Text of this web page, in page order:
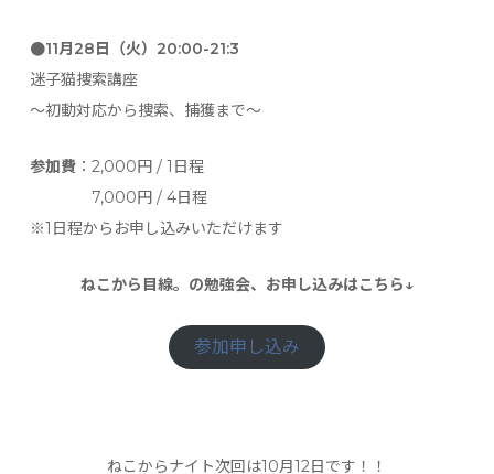
●11月28日（火）20:00-21:3
迷子猫捜索講座
〜初動対応から捜索、捕獲まで〜
参加費 ：2,000円 / 1日程
7,000円 / 4日程
※1日程からお申し込みいただけます
ねこから目線。の勉強会、お申し込みはこちら↓
参加申し込み
ねこからナイト次回は10月12日です！！